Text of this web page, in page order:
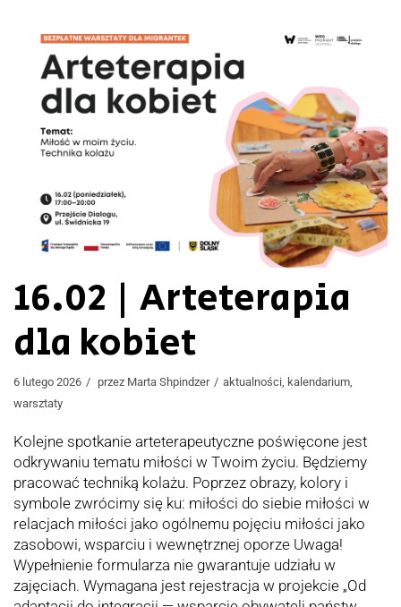
16.02 | Arteterapia
dla kobiet
6 lutego 2026 przez Marta Shpindzer aktualności kalendarium
warsztaty
Kolejne spotkanie arteterapeutyczne poświęcone jest
odkrywaniu tematu miłości w Twoim życiu. Będziemy
pracować techniką kolażu. Poprzez obrazy, kolory i
symbole zwrócimy się ku: miłości do siebie miłości w
relacjach miłości jako ogólnemu pojęciu miłości jako
zasobowi, wsparciu i wewnętrznej oporze Uwaga!
Wypełnienie formularza nie gwarantuje udziału w
zajęciach. Wymagana jest rejestracja w projekcie „Od